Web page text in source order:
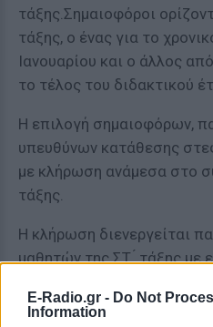
E-Radio.gr - Do Not
Information
τάξης.Σημαιοφόροι
τάξης, o ένας για το
Ιανουαρίου και o άλλος
το τέλος του διδακτικού
Η επιλογή σημαιοφόρων,
υπευθύνων κατάθεσης
με κλήρωση ανάμεσα στο
τάξης.
Η κλήρωση διενεργείται
μαθητών της ΣΤ ́ τάξης με
σχολικής μονάδας ή του
και συντάσσεται σχετικό